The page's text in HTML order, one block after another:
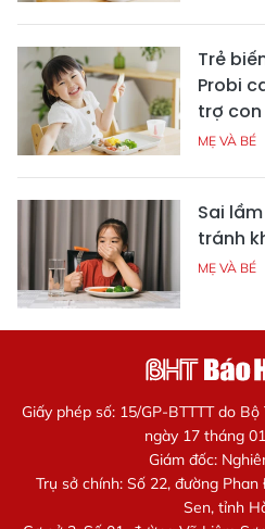
Trẻ
Probi
trợ con
MẸ VÀ BÉ
Sai
tránh
MẸ VÀ BÉ
Giấy phép số: 15/GP-BTTTT do
ngày 17 tháng
Giám đốc:
Trụ sở chính: Số 22, đường
Sen, tỉnh